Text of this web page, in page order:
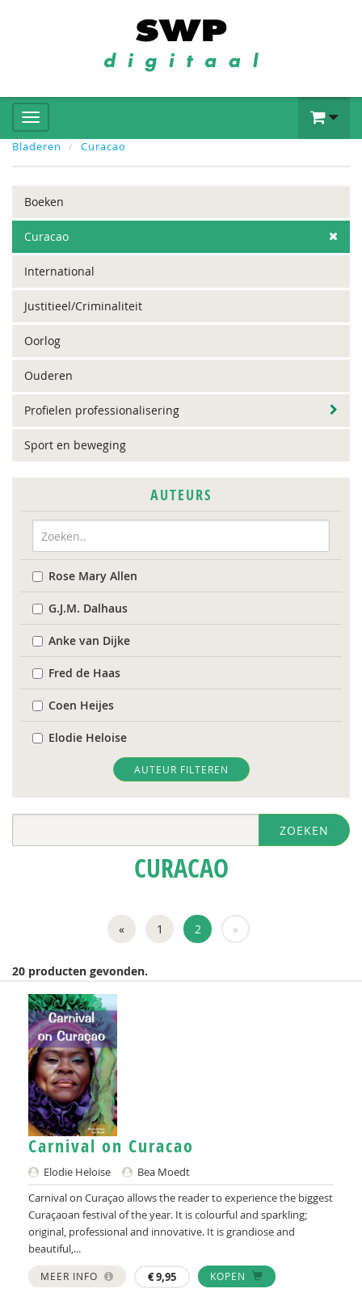
Bladeren Curacao
Boeken
Curacao
International
Justitieel/Criminaliteit
Oorlog
Ouderen
Profielen professionalisering
Sport en beweging
AUTEURS
Rose Mary Allen
G.J.M. Dalhaus
Anke van Dijke
Fred de Haas
Coen Heijes
Elodie Heloise
Hans van Hulst
Valdemar Marcha
Jaime Saleh
Jack Schellekens
Linda Terpstra
Bastiaan D. van der Velden
Paul Verweel
Hellen A. van der Wal
Nancy S. van der Wal, BA
Jacqueline Werkman
AUTEUR FILTEREN
ZOEKEN
CURACAO
« 1 2 »
20 producten gevonden.
Carnival on Curacao
Elodie Heloise
Bea Moedt
Carnival on Curaçao allows the reader to experience the biggest
Curaçaoan festival of the year. It is colourful and sparkling;
original, professional and innovative. It is grandiose and
beautiful,...
MEER INFO €9,95 KOPEN